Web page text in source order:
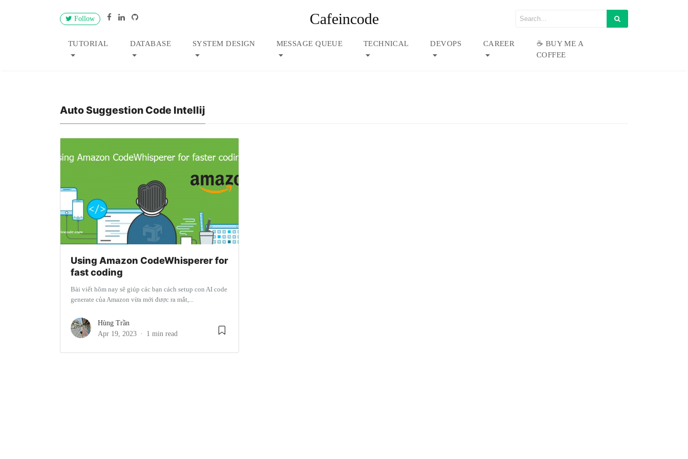
Follow Cafeincode
TUTORIAL DATABASE SYSTEM DESIGN MESSAGE QUEUE TECHNICAL DEVOPS CAREER
☕ BUY ME A
COFFEE
Auto Suggestion Code Intellij
Using Amazon CodeWhisperer for
fast coding
Bài viết hôm nay sẽ giúp các bạn cách setup con AI code
generate của Amazon vừa mới được ra mắt,...
Hùng Trần
Apr 19, 2023
1 min read